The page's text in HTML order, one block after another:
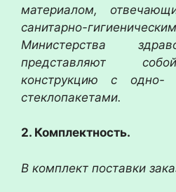
материалом,
санитарно-
Министерства
представляют
конструкцию с одно-
стеклопакетами.
2. Комплектность.
В комплект поставки